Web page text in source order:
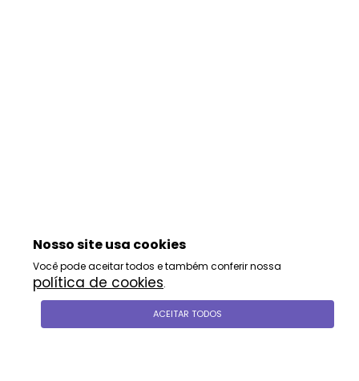
Nosso site usa cookies
Você pode aceitar todos e também conferir nossa
política de cookies.
ACEITAR TODOS